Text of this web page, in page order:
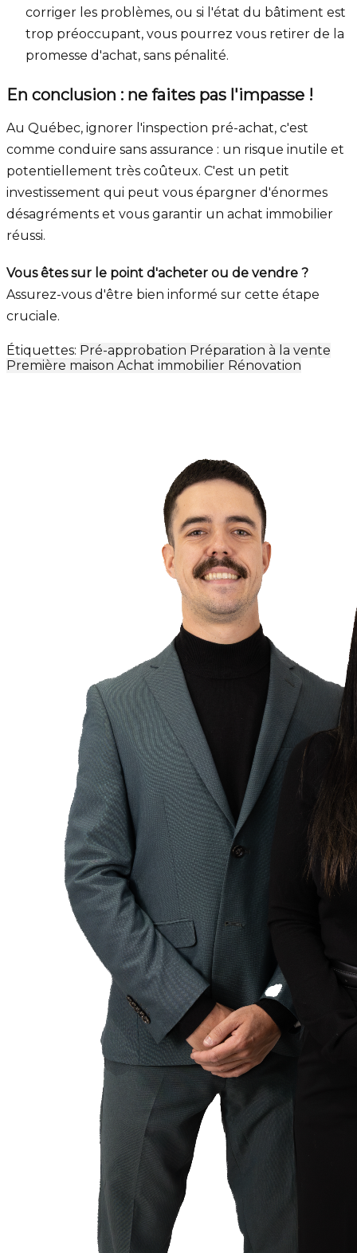
corriger les problèmes, ou si l'état du bâtiment est
trop préoccupant, vous pourrez vous retirer de la
promesse d'achat, sans pénalité.
En conclusion : ne faites pas l'impasse !
Au Québec, ignorer l'inspection pré-achat, c'est
comme conduire sans assurance : un risque inutile et
potentiellement très coûteux. C'est un petit
investissement qui peut vous épargner d'énormes
désagréments et vous garantir un achat immobilier
réussi.
Vous êtes sur le point d'acheter ou de vendre ?
Assurez-vous d'être bien informé sur cette étape
cruciale.
Étiquettes: Pré-approbation Préparation à la vente
Première maison Achat immobilier Rénovation